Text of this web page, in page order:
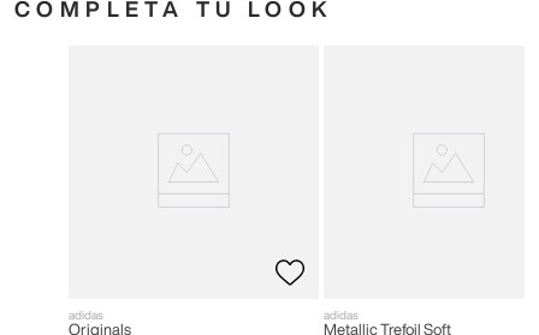
COMPLETA TU LOOK
adidas
Originals
adidas
Metallic Trefoil Soft